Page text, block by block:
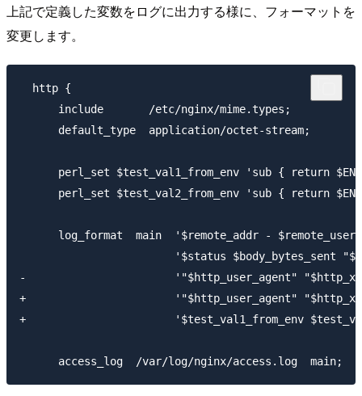
上記で定義した変数をログに出力する様に、フォーマットを
変更します。
  http {
      include       /etc/nginx/mime.types;
      default_type  application/octet-stream;
perl_set $test_val1_from_env 'sub { return
perl_set $test_val2_from_env 'sub { return
log_format  main  '$remote_addr - $remote_user
'$status $body_bytes_sent
-                       '"$http_user_agent"
+                       '"$http_user_agent"
+                       '$test_val1_from_env